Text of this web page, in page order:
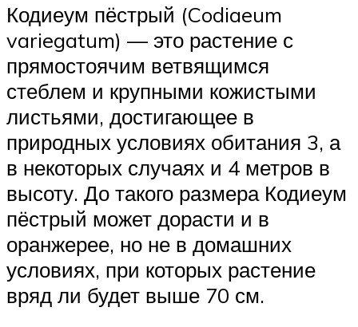
Кодиеум пёстрый (Codiaeum
variegatum) — это растение с
прямостоячим ветвящимся
стеблем и крупными кожистыми
листьями, достигающее в
природных условиях обитания 3, а
в некоторых случаях и 4 метров в
высоту. До такого размера Кодиеум
пёстрый может дорасти и в
оранжерее, но не в домашних
условиях, при которых растение
вряд ли будет выше 70 см.